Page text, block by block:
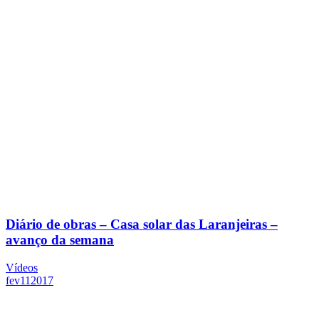
Diário de obras – Casa solar das Laranjeiras –
avanço da semana
Vídeos
fev11 2017